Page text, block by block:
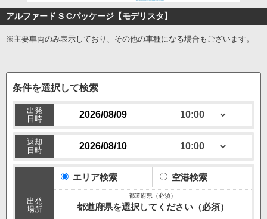
アルファード S Cパッケージ【モデリスタ】
※主要車両のみ表示しており、その他の車種になる場合もございます。
条件を選択して検索
出発
日時
返却
日時
出発
場所
エリア検索 空港検索
都道府県を選択してください（必須）